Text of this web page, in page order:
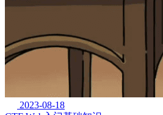
2023-08-18